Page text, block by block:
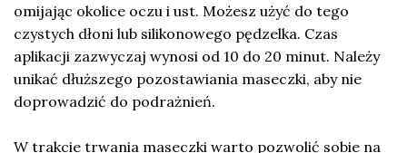
omijając okolice oczu i ust. Możesz użyć do tego
czystych dłoni lub silikonowego pędzelka. Czas
aplikacji zazwyczaj wynosi od 10 do 20 minut. Należy
unikać dłuższego pozostawiania maseczki, aby nie
doprowadzić do podrażnień.
W trakcie trwania maseczki warto pozwolić sobie na